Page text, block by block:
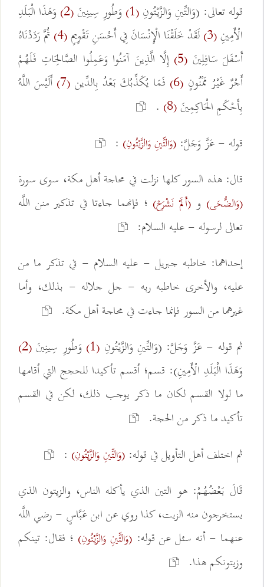
قوله تعالى: (وَالتِّينِ وَالزَّيْتُونِ(1) وَطُورِ سِينِينَ(2)
وَهَذَا الْبَلَدِ
الْأَمِينِ(3) لَقَدْ خَلَقْنَا الْإِنْسَانَ فِي أَحْسَنِ تَقْوِيمٍ(4)
ثُمَّ رَدَدْنَاهُ
أَسْفَلَ سَافِلِينَ (5)
إِلَّا الَّذِينَ آمَنُوا وَعَمِلُوا الصَّالِحَاتِ فَلَهُمْ
أَجْرٌ غَيْرُ مَمْنُونٍ (6) فَمَا يُكَذِّبُكَ بَعْدُ بِالدِّين (7)
أَلَيْسَ اللَّهُ
بِأَحْكَمِ الْحَاكِمِينَ(8)
.
قوله - عَزَّ وَجَلَّ: (وَالتِّينِ وَالزَّيْتُونِ) :
قال: هذه السور كلها نزلت في محاجة أهل مكة، سوى سورة
(وَالضُّحَى) و(أَلَمْ نَشْرَحْ) ؛ فإنهما جاءتا في تذكير منن اللَّه
تعالى لرسوله - عليه السلام:
إحداهما: خاطبه جبريل - عليه السلام - في تذكر ما من
عليه، والأخرى خاطبه ربه - جل جلاله - بذلك، وأما
غيرهما من السور فإنما جاءت في محاجة أهل مكة.
ثم قوله - عَزَّ وَجَلَّ: (وَالتِّينِ وَالزَّيْتُونِ (1) وَطُورِ سِينِينَ(2)
وَهَذَا الْبَلَدِ الْأَمِينِ): قسم؛ أقسم تأكيدا للحجج التي أقامها
ما لولا القسم لكان ما ذكر يوجب ذلك، لكن في القسم
تأكيد ما ذكر من الحجة.
ثم اختلف أهل التأويل في قوله: (وَالتِّينِ وَالزَّيْتُونِ) :
قَالَ بَعْضُهُمْ: هو التين الذي يأكله الناس، والزيتون الذي
يستخرجون منه الزيت، كذا روي عن ابن عَبَّاسٍ - رضي اللَّه
عنهما - أنه سئل عن قوله: (وَالتِّينِ وَالزَّيْتُونِ) ؛ فقال: تينكم
وزيتونكم هذا.